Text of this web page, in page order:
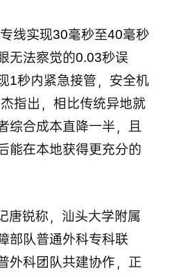
线实现30毫秒至40毫秒
无法察觉的0.03秒误
1秒内紧急接管，安全机
指出，相比传统异地就
综合成本直降一半，且
能在本地获得更充分的
唐锐称，汕头大学附属
部队普通外科专科联
外科团队共建协作，正